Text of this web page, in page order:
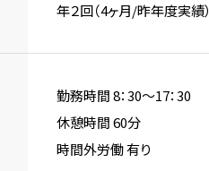
年２回（4ヶ月/昨年度実績）
勤務時間 8：30～17：30
休憩時間 60分
時間外労働 有り